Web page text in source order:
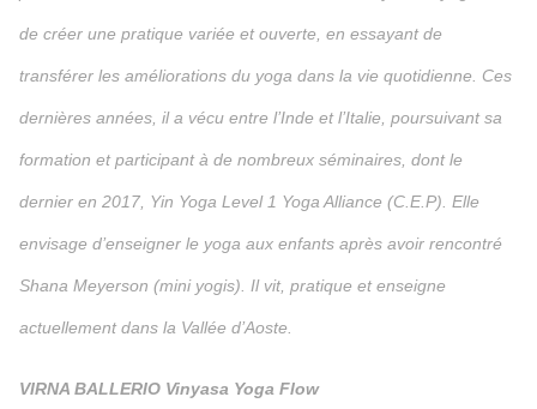
de créer une pratique variée et ouverte, en essayant de
transférer les améliorations du yoga dans la vie quotidienne. Ces
dernières années, il a vécu entre l’Inde et l’Italie, poursuivant sa
formation et participant à de nombreux séminaires, dont le
dernier en 2017, Yin Yoga Level 1 Yoga Alliance (C.E.P). Elle
envisage d’enseigner le yoga aux enfants après avoir rencontré
Shana Meyerson (mini yogis). Il vit, pratique et enseigne
actuellement dans la Vallée d’Aoste.
VIRNA BALLERIO Vinyasa Yoga Flow